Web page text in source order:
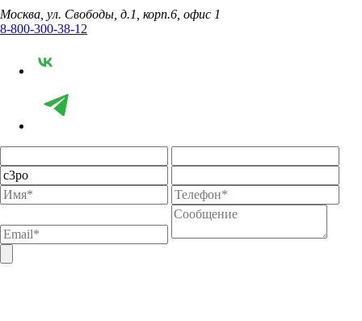
Москва, ул. Свободы, д.1, корп.6, офис 1
8-800-300-38-12